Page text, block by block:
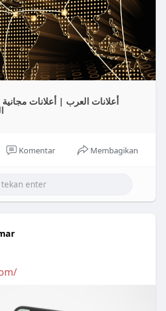
أعلانات العرب | أعلانات
Komentar Membagikan